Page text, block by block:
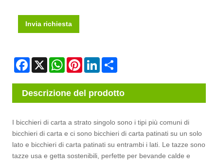
Invia richiesta
Facebook
X WhatsAppPinterestLinkedIn
Descrizione del prodotto
I bicchieri di carta a strato singolo sono i tipi più comuni di
bicchieri di carta e ci sono bicchieri di carta patinati su un solo
lato e bicchieri di carta patinati su entrambi i lati. Le tazze sono
tazze usa e getta sostenibili, perfette per bevande calde e